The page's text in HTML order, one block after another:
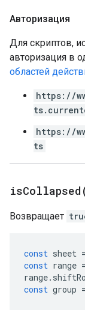
Авторизация
Для скриптов,
авторизация в
областей
https://
https://
ts
is
Возвращает
const sheet =
const range =
range.
const group =